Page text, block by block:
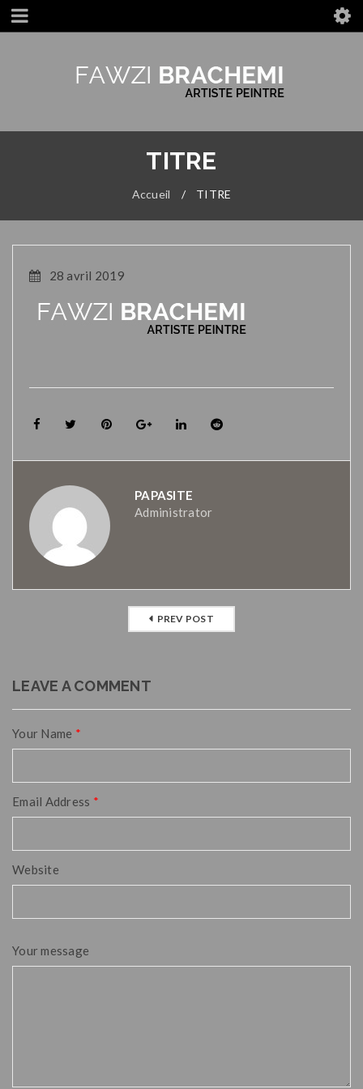
TITRE
Accueil / TITRE
28 avril 2019
PAPASITE
Administrator
PREV POST
LEAVE A COMMENT
Your Name *
Email Address *
Website
Your message